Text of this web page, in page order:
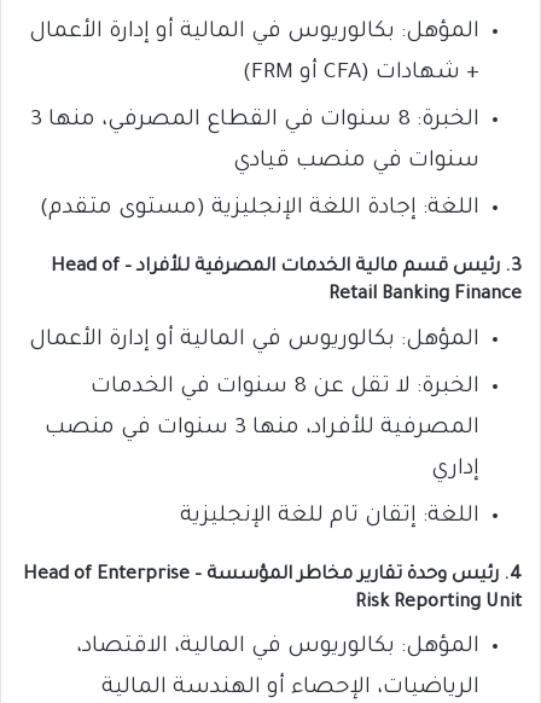
المؤهل: بكالوريوس في المالية أو إدارة الأعمال
+ شهادات (CFA أو FRM)
الخبرة: 8 سنوات في القطاع المصرفي، منها 3
سنوات في منصب قيادي
اللغة: إجادة اللغة الإنجليزية (مستوى متقدم)
3.
رئيس قسم مالية الخدمات المصرفية للأفراد – Head of
Retail Banking Finance
المؤهل: بكالوريوس في المالية أو إدارة الأعمال
الخبرة: لا تقل عن 8 سنوات في الخدمات
المصرفية للأفراد، منها 3 سنوات في منصب
إداري
اللغة: إتقان تام للغة الإنجليزية
4.
رئيس وحدة تقارير مخاطر المؤسسة – Head of Enterprise
Risk Reporting Unit
المؤهل: بكالوريوس في المالية، الاقتصاد،
الرياضيات، الإحصاء أو الهندسة المالية